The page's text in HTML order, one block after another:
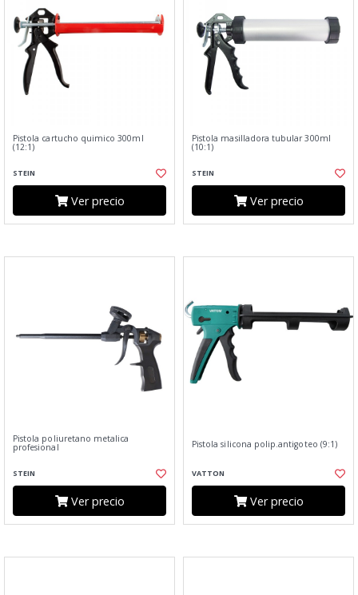
Pistola cartucho quimico 300ml
(12:1)
STEIN
Ver precio
Pistola masilladora tubular 300ml
(10:1)
STEIN
Ver precio
Pistola poliuretano metalica
profesional
STEIN
Ver precio
Pistola silicona polip.antigoteo (9:1)
VATTON
Ver precio